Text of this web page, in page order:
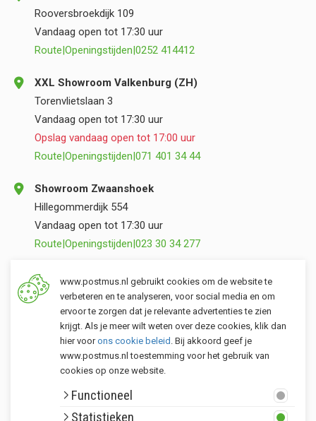
Klantenservice
Postmus merken
Rooversbroekdijk 109
Vandaag open tot 17:30 uur
Route Openingstijden 0252 414412
XXL Showroom Valkenburg (ZH)
Torenvlietslaan 3
Vandaag open tot 17:30 uur
Opslag vandaag open tot 17:00 uur
Route Openingstijden 071 401 34 44
Showroom Zwaanshoek
Hillegommerdijk 554
Vandaag open tot 17:30 uur
Route Openingstijden 023 30 34 277
Opslag Valkenburg (ZH)
Torenvlietslaan 3
Vandaag open tot 17:00 uur
Route|Openingstijden |071 401 34 44
www.postmus.nl gebruikt cookies om de website te
verbeteren en te analyseren, voor social media en om
ervoor te zorgen dat je relevante advertenties te zien
krijgt. Als je meer wilt weten over deze cookies, klik dan
hier voorons cookie beleid . Bij akkoord geef je
www.postmus.nl toestemming voor het gebruik van
cookies op onze website.
Functioneel
Statistieken